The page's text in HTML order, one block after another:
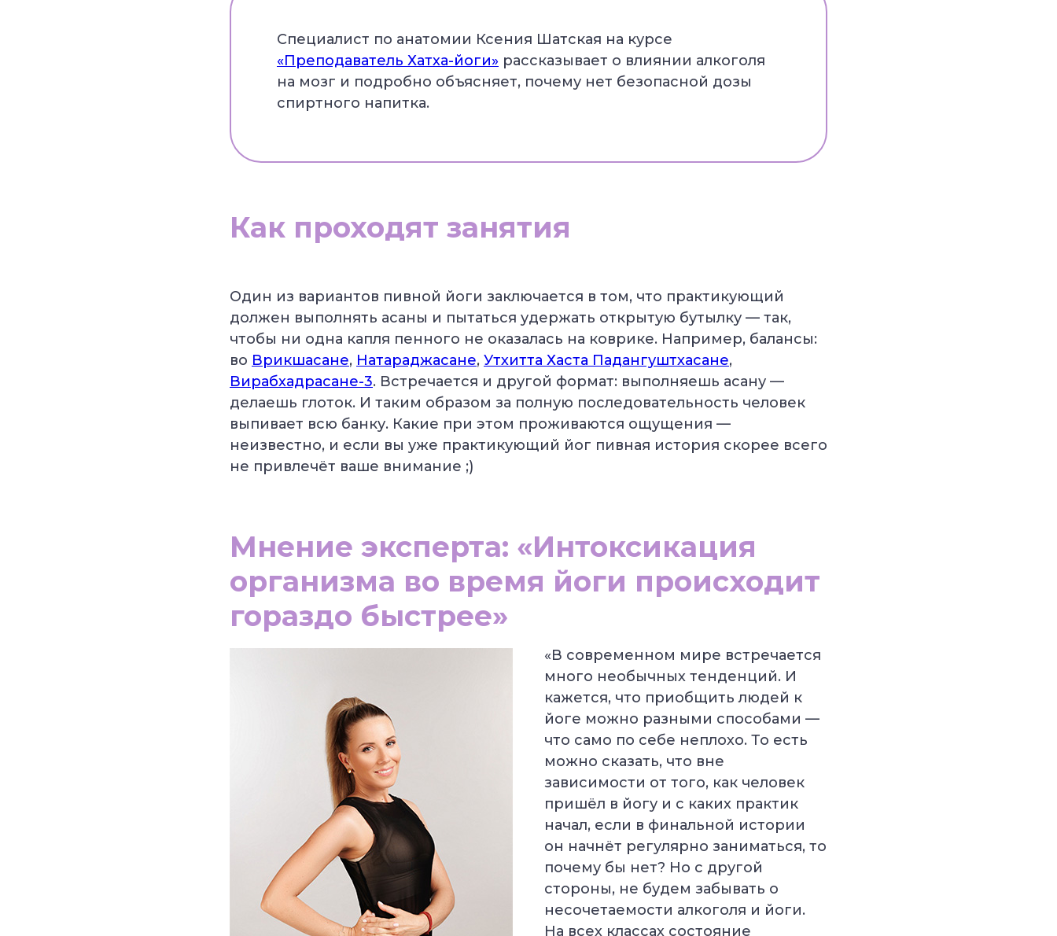
Специалист по анатомии Ксения Шатская на курсе
«Преподаватель Хатха-йоги» рассказывает о влиянии алкоголя
на мозг и подробно объясняет, почему нет безопасной дозы
спиртного напитка.
Как проходят занятия
Один из вариантов пивной йоги заключается в том, что практикующий
должен выполнять асаны и пытаться удержать открытую бутылку — так,
чтобы ни одна капля пенного не оказалась на коврике. Например, балансы:
во Врикшасане, Натараджасане, Утхитта Хаста Падангуштхасане,
Вирабхадрасане-3. Встречается и другой формат: выполняешь асану —
делаешь глоток. И таким образом за полную последовательность человек
выпивает всю банку. Какие при этом проживаются ощущения —
неизвестно, и если вы уже практикующий йог пивная история скорее всего
не привлечёт ваше внимание ;)
Мнение эксперта: «Интоксикация
организма во время йоги происходит
гораздо быстрее»
«В современном мире встречается
много необычных тенденций. И
кажется, что приобщить людей к
йоге можно разными способами —
что само по себе неплохо. То есть
можно сказать, что вне
зависимости от того, как человек
пришёл в йогу и с каких практик
начал, если в финальной истории
он начнёт регулярно заниматься, то
почему бы нет? Но с другой
стороны, не будем забывать о
несочетаемости алкоголя и йоги.
На всех классах состояние